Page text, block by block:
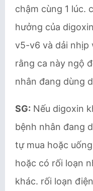
chậm cùng 1 lúc.
hưởng của
v5-v6 và dải nhịp
rằng ca này ngộ
nhân đang dùng
SG: Nếu digoxin
bệnh nhân đang
tự mua hoặc
hoặc có rối loạn
khác. rối loạn